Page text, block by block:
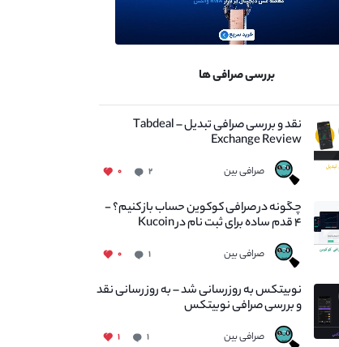
بررسی صرافی ها
نقد و بررسی صرافی تبدیل – Tabdeal
Exchange Review
صرافی بین ۲ ۰
چگونه در صرافی کوکوین حساب باز کنیم؟ -
۴ قدم ساده برای ثبت نام در Kucoin
صرافی بین ۱ ۰
نوبیتکس به روزرسانی شد – به روز رسانی نقد
و بررسی صرافی نوبیتکس
صرافی بین ۱ ۱